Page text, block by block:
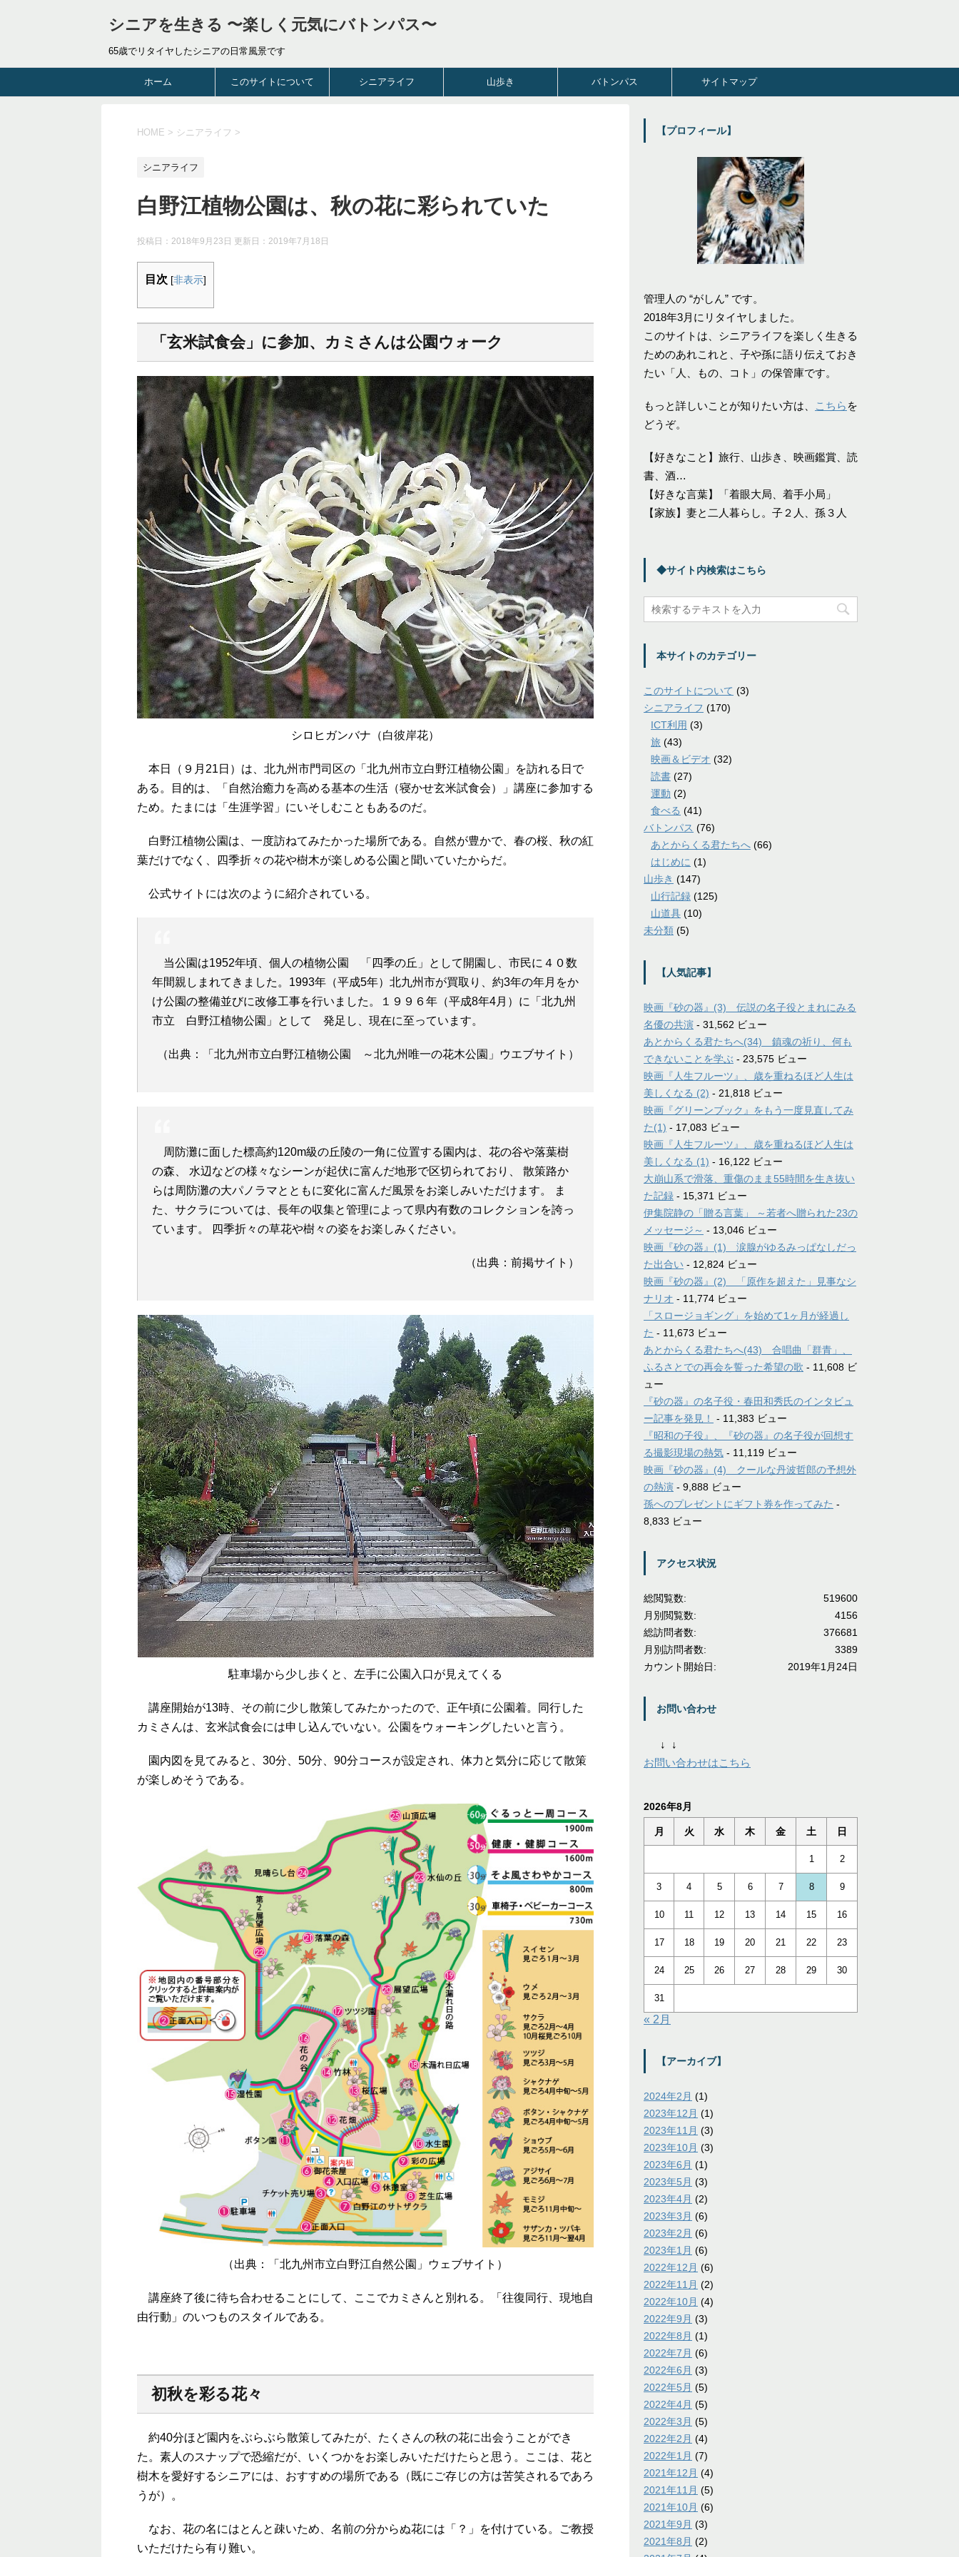
シニアを生きる 〜楽しく元気にバトンパス〜
65歳でリタイヤしたシニアの日常風景です
ホーム このサイトについて シニアライフ 山歩き バトンパス サイトマップ
HOME > シニアライフ >
シニアライフ
白野江植物公園は、秋の花に彩られていた
投稿日：2018年9月23日 更新日： 2019年7月18日
目次 [非表示]
「玄米試食会」に参加、カミさんは公園ウォーク
シロヒガンバナ（白彼岸花）
本日（９月21日）は、北九州市門司区の「北九州市立白野江植物公園」を訪れる日で
ある。目的は、「自然治癒力を高める基本の生活（寝かせ玄米試食会）」講座に参加する
ため。たまには「生涯学習」にいそしむこともあるのだ。
白野江植物公園は、一度訪ねてみたかった場所である。自然が豊かで、春の桜、秋の紅
葉だけでなく、四季折々の花や樹木が楽しめる公園と聞いていたからだ。
公式サイトには次のように紹介されている。
当公園は1952年頃、個人の植物公園 「四季の丘」として開園し、市民に４０数
年間親しまれてきました。1993年（平成5年）北九州市が買取り、約3年の年月をか
け公園の整備並びに改修工事を行いました。１９９６年（平成8年4月）に「北九州
市立 白野江植物公園」として 発足し、現在に至っています。
（出典：「北九州市立白野江植物公園 ～北九州唯一の花木公園」ウエブサイト）
周防灘に面した標高約120m級の丘陵の一角に位置する園内は、花の谷や落葉樹
の森、 水辺などの様々なシーンが起伏に富んだ地形で区切られており、 散策路か
らは周防灘の大パノラマとともに変化に富んだ風景をお楽しみいただけます。 ま
た、サクラについては、長年の収集と管理によって県内有数のコレクションを誇っ
ています。 四季折々の草花や樹々の姿をお楽しみください。
（出典：前掲サイト）
駐車場から少し歩くと、左手に公園入口が見えてくる
講座開始が13時、その前に少し散策してみたかったので、正午頃に公園着。同行した
カミさんは、玄米試食会には申し込んでいない。公園をウォーキングしたいと言う。
園内図を見てみると、30分、50分、90分コースが設定され、体力と気分に応じて散策
が楽しめそうである。
（出典：「北九州市立白野江自然公園」ウェブサイト）
講座終了後に待ち合わせることにして、ここでカミさんと別れる。「往復同行、現地自
由行動」のいつものスタイルである。
初秋を彩る花々
約40分ほど園内をぶらぶら散策してみたが、たくさんの秋の花に出会うことができ
た。素人のスナップで恐縮だが、いくつかをお楽しみいただけたらと思う。ここは、花と
樹木を愛好するシニアには、おすすめの場所である（既にご存じの方は苦笑されるであろ
うが）。
なお、花の名にはとんと疎いため、名前の分からぬ花には「？」を付けている。ご教授
いただけたら有り難い。
【プロフィール】
管理人の “がしん” です。
2018年3月にリタイヤしました。
このサイトは、シニアライフを楽しく生きる
ためのあれこれと、子や孫に語り伝えておき
たい「人、もの、コト」の保管庫です。
もっと詳しいことが知りたい方は、 こちら を
どうぞ。
【好きなこと】旅行、山歩き、映画鑑賞、読
書、酒…
【好きな言葉】「着眼大局、着手小局」
【家族】妻と二人暮らし。子２人、孫３人
◆サイト内検索はこちら
本サイトのカテゴリー
このサイトについて (3)
シニアライフ (170)
ICT利用 (3)
旅 (43)
映画＆ビデオ (32)
読書 (27)
運動 (2)
食べる (41)
バトンパス (76)
あとからくる君たちへ (66)
はじめに (1)
山歩き (147)
山行記録 (125)
山道具 (10)
未分類 (5)
【人気記事】
映画『砂の器』(3) 伝説の名子役とまれにみる
名優の共演 - 31,562 ビュー
あとからくる君たちへ(34) 鎮魂の祈り、何も
できないことを学ぶ - 23,575 ビュー
映画『人生フルーツ』、歳を重ねるほど人生は
美しくなる (2) - 21,818 ビュー
映画『グリーンブック』をもう一度見直してみ
た(1) - 17,083 ビュー
映画『人生フルーツ』、歳を重ねるほど人生は
美しくなる (1) - 16,122 ビュー
大崩山系で滑落、重傷のまま55時間を生き抜い
た記録 - 15,371 ビュー
伊集院静の「贈る言葉」 ～若者へ贈られた23の
メッセージ～ - 13,046 ビュー
映画『砂の器』(1) 涙腺がゆるみっぱなしだっ
た出合い - 12,824 ビュー
映画『砂の器』(2) 「原作を超えた」見事なシ
ナリオ - 11,774 ビュー
「スロージョギング」を始めて1ヶ月が経過し
た - 11,673 ビュー
あとからくる君たちへ(43) 合唱曲「群青」、
ふるさとでの再会を誓った希望の歌 - 11,608 ビ
ュー
『砂の器』の名子役・春田和秀氏のインタビュ
ー記事を発見！
- 11,383 ビュー
『昭和の子役』、『砂の器』の名子役が回想す
る撮影現場の熱気 - 11,119 ビュー
映画『砂の器』(4) クールな丹波哲郎の予想外
の熱演 - 9,888 ビュー
孫へのプレゼントにギフト券を作ってみた -
8,833 ビュー
アクセス状況
519600
総閲覧数:
4156
月別閲覧数:
376681
総訪問者数:
3389
月別訪問者数:
2019年1月24日
カウント開始日:
お問い合わせ
↓
↓
お問い合わせはこちら
2026年8月
月 火 水 木 金 土 日
1 2
3 4 5 6 7 8 9
10 11 12 13 14 15 16
17 18 19 20 21 22 23
24 25 26 27 28 29 30
31
« 2月
【アーカイブ】
2024年2月 (1)
2023年12月 (1)
2023年11月 (3)
2023年10月 (3)
2023年6月 (1)
2023年5月 (3)
2023年4月 (2)
2023年3月 (6)
2023年2月 (6)
2023年1月 (6)
2022年12月 (6)
2022年11月 (2)
2022年10月 (4)
2022年9月 (3)
2022年8月 (1)
2022年7月 (6)
2022年6月 (3)
2022年5月 (5)
2022年4月 (5)
2022年3月 (5)
2022年2月 (4)
2022年1月 (7)
2021年12月 (4)
2021年11月 (5)
2021年10月 (6)
2021年9月 (3)
2021年8月 (2)